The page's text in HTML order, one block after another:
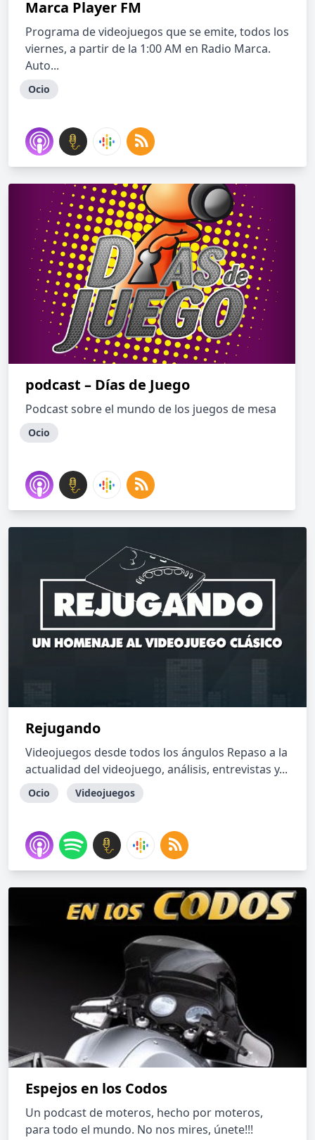
Marca Player FM
Programa de videojuegos que se emite, todos los
viernes, a partir de la 1:00 AM en Radio Marca.
Auto...
Ocio
podcast – Días de Juego
Podcast sobre el mundo de los juegos de mesa
Ocio
Rejugando
Videojuegos desde todos los ángulos Repaso a la
actualidad del videojuego, análisis, entrevistas y...
Ocio Videojuegos
Espejos en los Codos
Un podcast de moteros, hecho por moteros,
para todo el mundo. No nos mires, únete!!!